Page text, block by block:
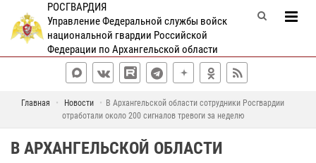
РОСГВАРДИЯ
Управление Федеральной службы войск
национальной гвардии Российской
Федерации по Архангельской области
Главная Новости
В Архангельской области сотрудники Росгвардии
отработали около 200 сигналов тревоги за неделю
В АРХАНГЕЛЬСКОЙ ОБЛАСТИ